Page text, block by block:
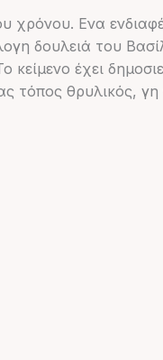
χρόνου. Ενα
δουλειά του
κείμενο έχει
τόπος θρυλικός,